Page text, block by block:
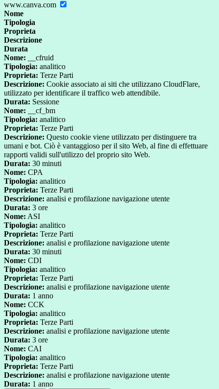
www.canva.com
Nome
Tipologia
Proprieta
Descrizione
Durata
Nome: __cfruid
Tipologia: analitico
Proprieta: Terze Parti
Descrizione: Cookie associato ai siti che utilizzano CloudFlare,
utilizzato per identificare il traffico web attendibile.
Durata: Sessione
Nome: __cf_bm
Tipologia: analitico
Proprieta: Terze Parti
Descrizione: Questo cookie viene utilizzato per distinguere tra
umani e bot. Ciò è vantaggioso per il sito Web, al fine di effettuare
rapporti validi sull'utilizzo del proprio sito Web.
Durata: 30 minuti
Nome: CPA
Tipologia: analitico
Proprieta: Terze Parti
Descrizione: analisi e profilazione navigazione utente
Durata: 3 ore
Nome: ASI
Tipologia: analitico
Proprieta: Terze Parti
Descrizione: analisi e profilazione navigazione utente
Durata: 30 minuti
Nome: CDI
Tipologia: analitico
Proprieta: Terze Parti
Descrizione: analisi e profilazione navigazione utente
Durata: 1 anno
Nome: CCK
Tipologia: analitico
Proprieta: Terze Parti
Descrizione: analisi e profilazione navigazione utente
Durata: 3 ore
Nome: CAI
Tipologia: analitico
Proprieta: Terze Parti
Descrizione: analisi e profilazione navigazione utente
Durata: 1 anno